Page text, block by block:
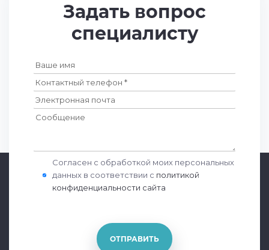
Задать вопрос
специалисту
Согласен с обработкой моих персональных
данных в соответствии с политикой
конфиденциальности сайта
ОТПРАВИТЬ